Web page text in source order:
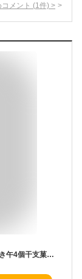
メント (1 件) >
和菓子《送料無料》 迎春菓詰め合わせ 迎春どら焼き午4個干支菓ひのえ午1棹 お歳暮 お年賀 干支 午 正月 どら焼き 栗菓子 お菓子 詰め合わせ 誕生日 プレゼント ご挨拶 お正月 限定 午年 令和8年 迎春 ギフト お取り寄せ 甲賀 滋賀 老舗 高級 大彌 即日発送 2026年